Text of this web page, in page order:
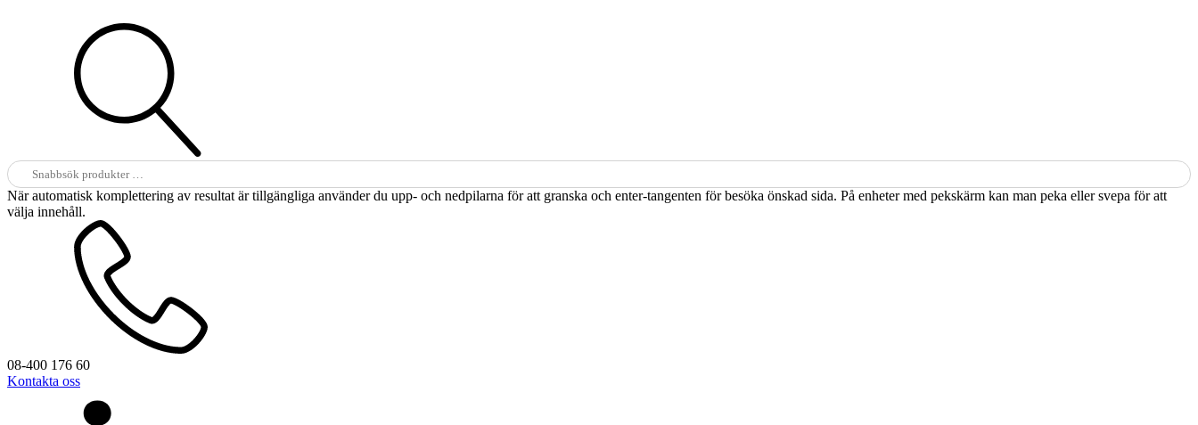
Sök
efter:
När automatisk komplettering av resultat är tillgängliga använder du upp- och nedpilarna för att granska och enter-tangenten för besöka önskad sida. På enheter med pekskärm kan man peka eller svepa för att
välja innehåll.
08-400 176 60
Kontakta oss